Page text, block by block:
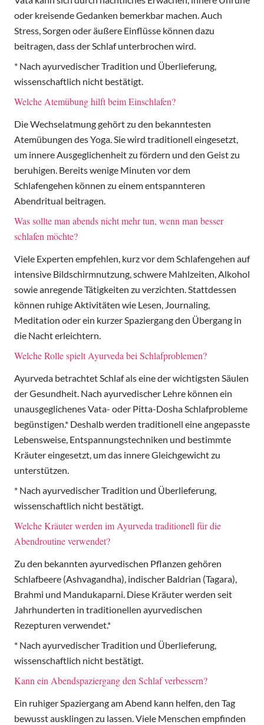
oder kreisende Gedanken bemerkbar machen. Auch
Stress, Sorgen oder äußere Einflüsse können dazu
beitragen, dass der Schlaf unterbrochen wird.
* Nach ayurvedischer Tradition und Überlieferung,
wissenschaftlich nicht bestätigt.
Welche Atemübung hilft beim Einschlafen?
Die Wechselatmung gehört zu den bekanntesten
Atemübungen des Yoga. Sie wird traditionell eingesetzt,
um innere Ausgeglichenheit zu fördern und den Geist zu
beruhigen. Bereits wenige Minuten vor dem
Schlafengehen können zu einem entspannteren
Abendritual beitragen.
Was sollte man abends nicht mehr tun, wenn man besser
schlafen möchte?
Viele Experten empfehlen, kurz vor dem Schlafengehen auf
intensive Bildschirmnutzung, schwere Mahlzeiten, Alkohol
sowie anregende Tätigkeiten zu verzichten. Stattdessen
können ruhige Aktivitäten wie Lesen, Journaling,
Meditation oder ein kurzer Spaziergang den Übergang in
die Nacht erleichtern.
Welche Rolle spielt Ayurveda bei Schlafproblemen?
Ayurveda betrachtet Schlaf als eine der wichtigsten Säulen
der Gesundheit. Nach ayurvedischer Lehre können ein
unausgeglichenes Vata- oder Pitta-Dosha Schlafprobleme
begünstigen.* Deshalb werden traditionell eine angepasste
Lebensweise, Entspannungstechniken und bestimmte
Kräuter eingesetzt, um das innere Gleichgewicht zu
unterstützen.
* Nach ayurvedischer Tradition und Überlieferung,
wissenschaftlich nicht bestätigt.
Welche Kräuter werden im Ayurveda traditionell für die
Abendroutine verwendet?
Zu den bekannten ayurvedischen Pflanzen gehören
Schlafbeere (Ashvagandha), indischer Baldrian (Tagara),
Brahmi und Mandukaparni. Diese Kräuter werden seit
Jahrhunderten in traditionellen ayurvedischen
Rezepturen verwendet.*
* Nach ayurvedischer Tradition und Überlieferung,
wissenschaftlich nicht bestätigt.
Kann ein Abendspaziergang den Schlaf verbessern?
Ein ruhiger Spaziergang am Abend kann helfen, den Tag
bewusst ausklingen zu lassen. Viele Menschen empfinden